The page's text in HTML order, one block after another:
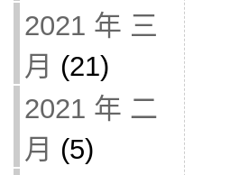
2021 年 三
月 (21)
2021 年 二
月 (5)